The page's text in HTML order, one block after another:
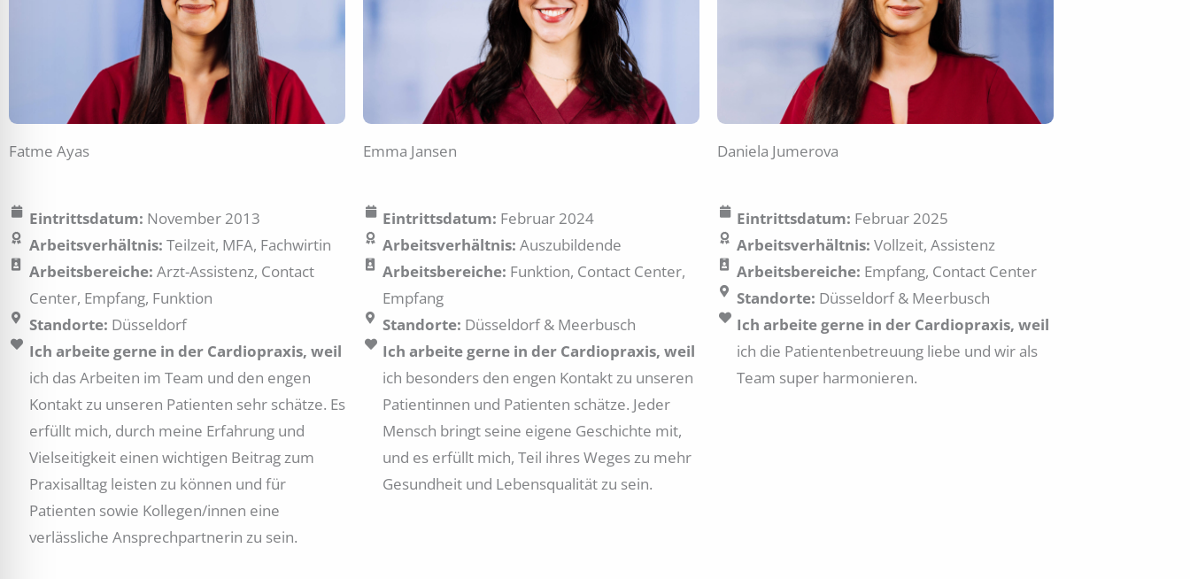
Fatme Ayas
Eintrittsdatum: November 2013
Arbeitsverhältnis: Teilzeit, MFA, Fachwirtin
Arbeitsbereiche: Arzt-Assistenz, Contact
Center, Empfang, Funktion
Standorte: Düsseldorf
Ich arbeite gerne in der Cardiopraxis, weil
ich das Arbeiten im Team und den engen
Kontakt zu unseren Patienten sehr schätze. Es
erfüllt mich, durch meine Erfahrung und
Vielseitigkeit einen wichtigen Beitrag zum
Praxisalltag leisten zu können und für
Patienten sowie Kollegen/innen eine
verlässliche Ansprechpartnerin zu sein.
Emma Jansen
Eintrittsdatum: Februar 2024
Arbeitsverhältnis: Auszubildende
Arbeitsbereiche: Funktion, Contact Center,
Empfang
Standorte: Düsseldorf & Meerbusch
Ich arbeite gerne in der Cardiopraxis, weil
ich besonders den engen Kontakt zu unseren
Patientinnen und Patienten schätze. Jeder
Mensch bringt seine eigene Geschichte mit,
und es erfüllt mich, Teil ihres Weges zu mehr
Gesundheit und Lebensqualität zu sein.
Daniela Jumerova
Eintrittsdatum: Februar 2025
Arbeitsverhältnis: Vollzeit, Assistenz
Arbeitsbereiche: Empfang, Contact Center
Standorte: Düsseldorf & Meerbusch
Ich arbeite gerne in der Cardiopraxis, weil
ich die Patientenbetreuung liebe und wir als
Team super harmonieren.